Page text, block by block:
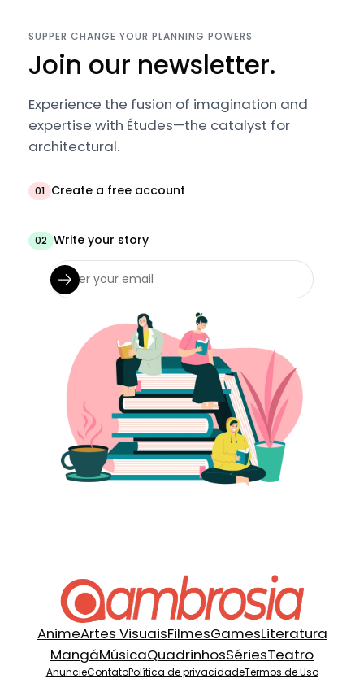
SUPPER CHANGE YOUR PLANNING POWERS
Join our newsletter.
Experience the fusion of imagination and
expertise with Études—the catalyst for
architectural.
01 Create a free account
02 Write your story
AnimeArtes VisuaisFilmesGamesLiteratura
MangáMúsicaQuadrinhosSériesTeatro
AnuncieContatoPolítica de privacidadeTermos de Uso